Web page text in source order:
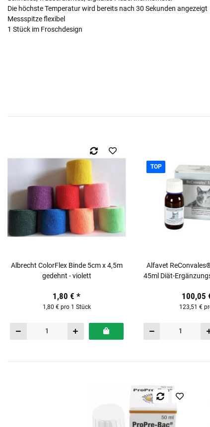
Die höchste Temperatur wird bereits nach 30 Sekunden angezeigt
Messspitze flexibel
1 Stück im Froschdesign
Albrecht ColorFlex Binde 5cm x 4,5m
gedehnt - violett
1,80 €*
1,80 € pro 1 Stück
TOP
Alfavet
45ml Diät-
100,05
123,51 €